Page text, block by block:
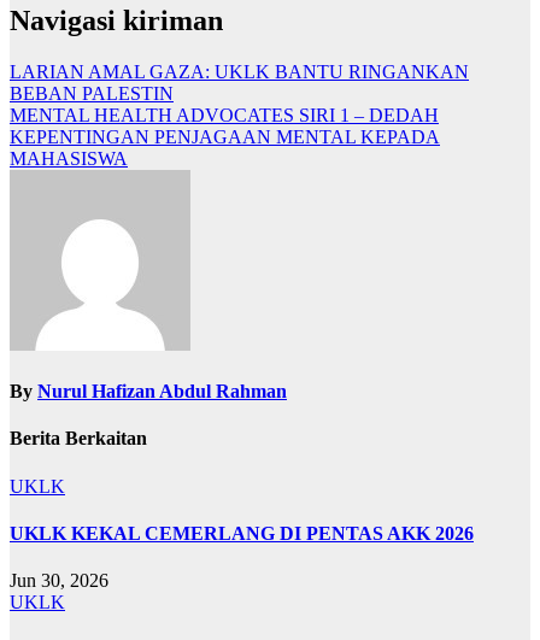
Navigasi kiriman
LARIAN AMAL GAZA: UKLK BANTU RINGANKAN
BEBAN PALESTIN
MENTAL HEALTH ADVOCATES SIRI 1 – DEDAH
KEPENTINGAN PENJAGAAN MENTAL KEPADA
MAHASISWA
By Nurul Hafizan Abdul Rahman
Berita Berkaitan
UKLK
UKLK KEKAL CEMERLANG DI PENTAS AKK 2026
Jun 30, 2026
UKLK